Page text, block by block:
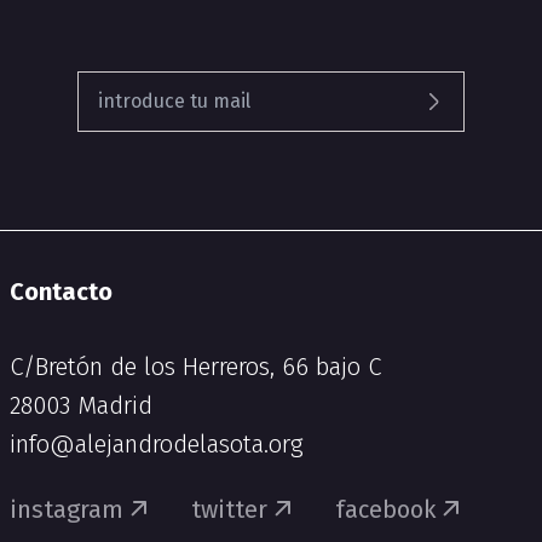
Contacto
C/Bretón de los Herreros, 66 bajo C
28003 Madrid
info@alejandrodelasota.org
instagram twitter facebook